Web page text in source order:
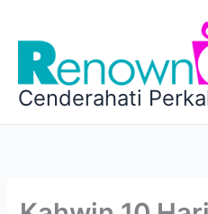
content
Cenderahati